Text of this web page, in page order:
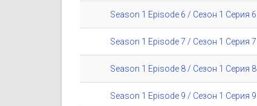
Season 1 Episode 6 / Сезон 1 Серия 6
Season 1 Episode 7 / Сезон 1 Серия 7
Season 1 Episode 8 / Сезон 1 Серия 8
Season 1 Episode 9 / Сезон 1 Серия 9